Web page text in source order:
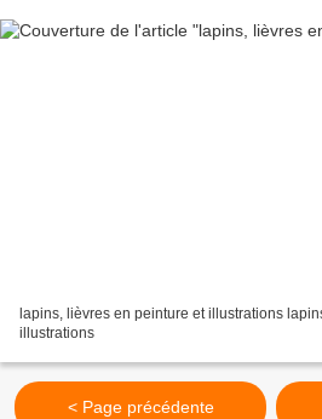
lapins, lièvres en peinture et illustrations
illustrations
< Page précédente